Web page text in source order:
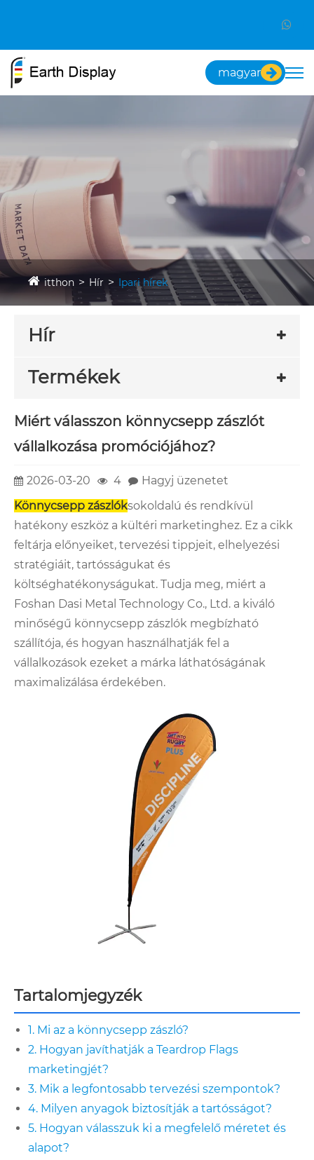
magyar
itthon Hír Ipari hírek
Hír
Termékek
Miért válasszon könnycsepp zászlót
vállalkozása promóciójához?
2026-03-20 4
Hagyj üzenetet
Könnycsepp zászlóksokoldalú és rendkívül
hatékony eszköz a kültéri marketinghez. Ez a cikk
feltárja előnyeiket, tervezési tippjeit, elhelyezési
stratégiáit, tartósságukat és
költséghatékonyságukat. Tudja meg, miért a
Foshan Dasi Metal Technology Co., Ltd. a kiváló
minőségű könnycsepp zászlók megbízható
szállítója, és hogyan használhatják fel a
vállalkozások ezeket a márka láthatóságának
maximalizálása érdekében.
Tartalomjegyzék
1. Mi az a könnycsepp zászló?
2. Hogyan javíthatják a Teardrop Flags
marketingjét?
3. Mik a legfontosabb tervezési szempontok?
4. Milyen anyagok biztosítják a tartósságot?
5. Hogyan válasszuk ki a megfelelő méretet és
alapot?